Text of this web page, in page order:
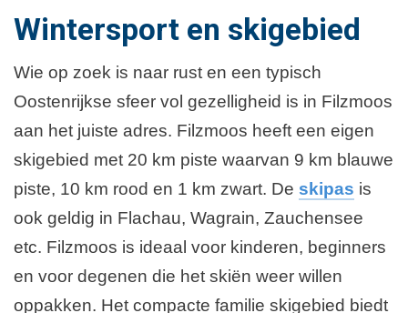
Wintersport en skigebied
Wie op zoek is naar rust en een typisch
Oostenrijkse sfeer vol gezelligheid is in Filzmoos
aan het juiste adres. Filzmoos heeft een eigen
skigebied met 20 km piste waarvan 9 km blauwe
piste, 10 km rood en 1 km zwart. De skipas is
ook geldig in Flachau, Wagrain, Zauchensee
etc. Filzmoos is ideaal voor kinderen, beginners
en voor degenen die het skiën weer willen
oppakken. Het compacte familie skigebied biedt